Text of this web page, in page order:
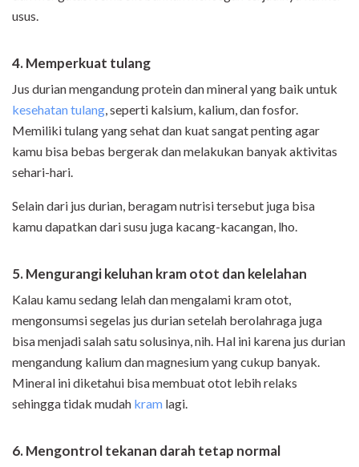
usus.
4. Memperkuat tulang
Jus durian mengandung protein dan mineral yang baik untuk
kesehatan tulang , seperti kalsium, kalium, dan fosfor.
Memiliki tulang yang sehat dan kuat sangat penting agar
kamu bisa bebas bergerak dan melakukan banyak aktivitas
sehari-hari.
Selain dari jus durian, beragam nutrisi tersebut juga bisa
kamu dapatkan dari susu juga kacang-kacangan, lho.
5. Mengurangi keluhan kram otot dan kelelahan
Kalau kamu sedang lelah dan mengalami kram otot,
mengonsumsi segelas jus durian setelah berolahraga juga
bisa menjadi salah satu solusinya, nih. Hal ini karena jus durian
mengandung kalium dan magnesium yang cukup banyak.
Mineral ini diketahui bisa membuat otot lebih relaks
sehingga tidak mudah kram lagi.
6. Mengontrol tekanan darah tetap normal